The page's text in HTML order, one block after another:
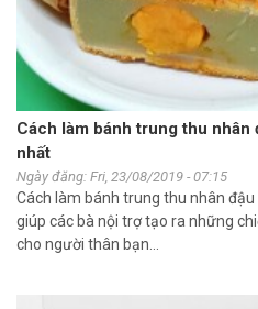
Cách làm bánh trung thu
nhất
Ngày đăng: Fri, 23/08/2019 - 07:15
Cách làm bánh trung thu nhân
giúp các bà nội trợ tạo ra những
cho người thân bạn...